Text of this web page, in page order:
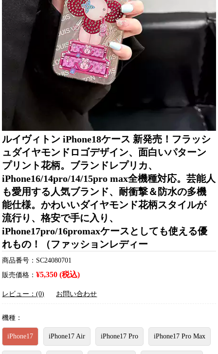
ルイヴィトン iPhone18ケース 新発売！フラッシ
ュダイヤモンドロゴデザイン、面白いパターン
プリント花柄。ブランドレプリカ、
iPhone16/14pro/14/15pro max全機種対応。芸能人
も愛用する人気ブランド、耐衝撃＆防水の多機
能仕様。かわいいダイヤモンド花柄スタイルが
流行り、格安で手に入り、
iPhone17pro/16promaxケースとしても使える優
れもの！（ファッションレディー
商品番号：SC24080701
販売価格：¥5,350 (税込)
レビュー：(0) お問い合わせ
機種：
iPhone17 iPhone17 Air iPhone17 Pro iPhone17 Pro Max